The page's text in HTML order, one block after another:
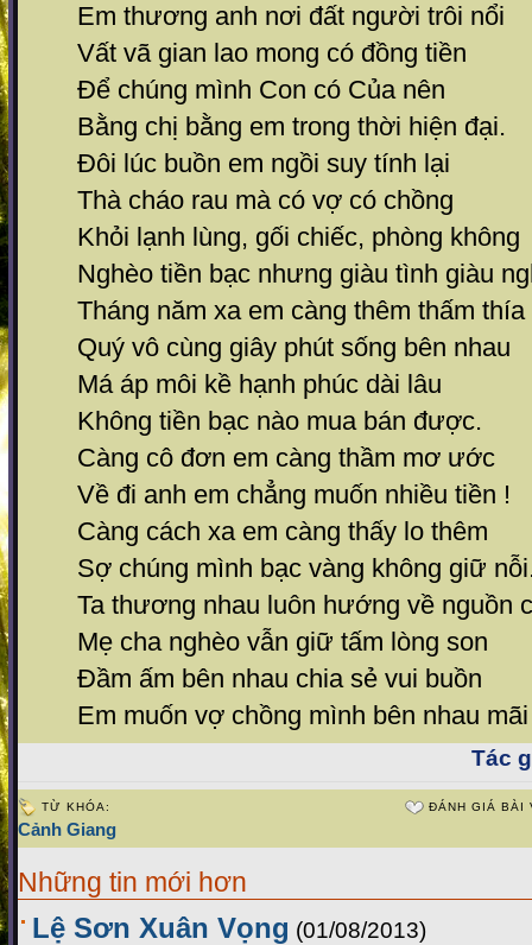
Em thương anh nơi đất người trôi nổi
Vất vã gian lao mong có đồng tiền
Để chúng mình Con có Của nên
Bằng chị bằng em trong thời hiện đại.
Đôi lúc buồn em ngồi suy tính lại
Thà cháo rau mà có vợ có chồng
Khỏi lạnh lùng, gối chiếc, phòng không
Nghèo tiền bạc nhưng giàu tình giàu
Tháng năm xa em càng thêm thấm thía
Quý vô cùng giây phút sống bên nhau
Má áp môi kề hạnh phúc dài lâu
Không tiền bạc nào mua bán được.
Càng cô đơn em càng thầm mơ ước
Về đi anh em chẳng muốn nhiều tiền !
Càng cách xa em càng thấy lo thêm
Sợ chúng mình bạc vàng không giữ
Ta thương nhau luôn hướng về nguồn
Mẹ cha nghèo vẫn giữ tấm lòng son
Đầm ấm bên nhau chia sẻ vui buồn
Em muốn vợ chồng mình bên nhau
Tác
TỪ KHÓA:
Cảnh Giang
ĐÁNH GIÁ BÀI
Những tin mới hơn
Lệ Sơn Xuân Vọng (01/08/2013)